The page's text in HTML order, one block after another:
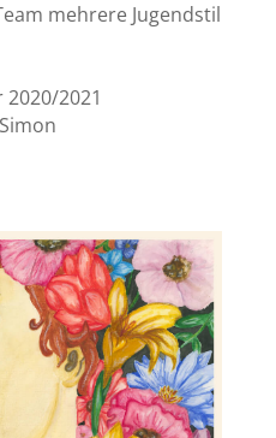
mehrere Jugendstil
2020/2021